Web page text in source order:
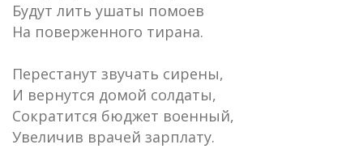
Будут лить ушаты помоев
На поверженного тирана.
Перестанут звучать сирены,
И вернутся домой солдаты,
Сократится бюджет военный,
Увеличив врачей зарплату.